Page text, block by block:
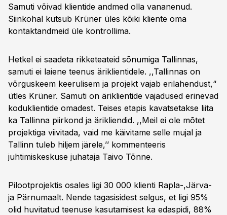
Samuti võivad klientide andmed olla vananenud.
Siinkohal kutsub Krüner üles kõiki kliente oma
kontaktandmeid üle kontrollima.
Hetkel ei saadeta rikketeateid sõnumiga Tallinnas,
samuti ei laiene teenus äriklientidele. ,,Tallinnas on
võrguskeem keerulisem ja projekt vajab erilahendust,“
ütles Krüner. Samuti on äriklientide vajadused erinevad
koduklientide omadest. Teises etapis kavatsetakse liita
ka Tallinna piirkond ja ärikliendid. ,,Meil ei ole mõtet
projektiga viivitada, vaid me käivitame selle mujal ja
Tallinn tuleb hiljem järele,’’ kommenteeris
juhtimiskeskuse juhataja Taivo Tõnne.
Pilootprojektis osales ligi 30 000 klienti Rapla-,Järva-
ja Pärnumaalt. Nende tagasisidest selgus, et ligi 95%
olid huvitatud teenuse kasutamisest ka edaspidi, 88%